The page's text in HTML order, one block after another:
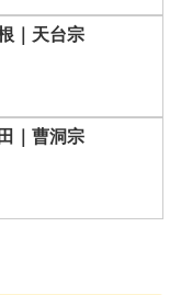
｜天台宗
｜曹洞宗